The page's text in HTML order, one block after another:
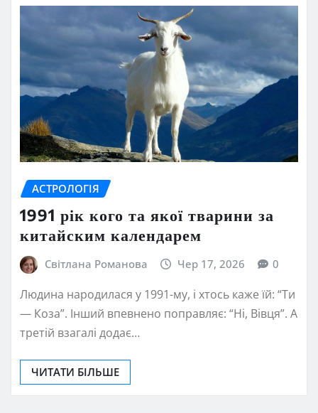
АСТРОЛОГІЯ
1991 рік кого та якої тварини за
китайским календарем
Світлана Романова Чер 17, 2026 0
Людина народилася у 1991-му, і хтось каже їй: “Ти
— Коза”. Інший впевнено поправляє: “Ні, Вівця”. А
третій взагалі додає…
ЧИТАТИ БІЛЬШЕ